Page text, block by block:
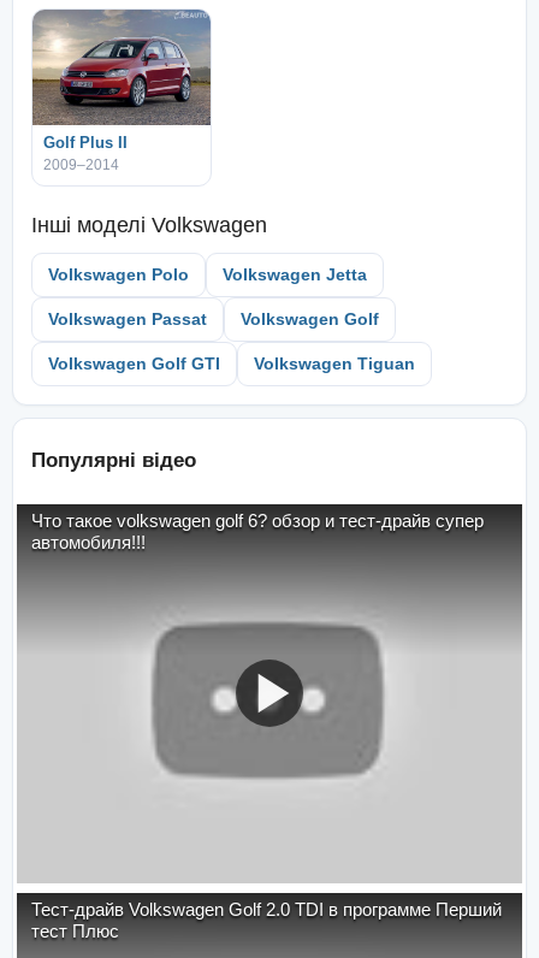
Golf Plus II
2009–2014
Інші моделі Volkswagen
Volkswagen Polo Volkswagen Jetta
Volkswagen Passat Volkswagen Golf
Volkswagen Golf GTI Volkswagen Tiguan
Популярні відео
Что такое volkswagen golf 6? обзор и тест-драйв супер
автомобиля!!!
Тест-драйв Volkswagen Golf 2.0 TDI в программе Перший
тест Плюс